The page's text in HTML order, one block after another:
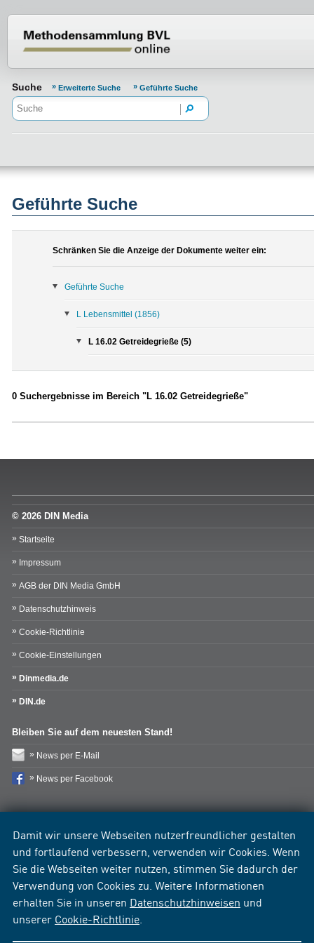
Damit wir unsere Webseiten nutzerfreundlicher gestalten
und fortlaufend verbessern, verwenden wir Cookies. Wenn
Sie die Webseiten weiter nutzen, stimmen Sie dadurch der
Verwendung von Cookies zu. Weitere Informationen
erhalten Sie in unseren Datenschutzhinweisen und
unserer Cookie-Richtlinie
Suche Erweiterte Suche Geführte Suche
Geführte Suche
Schränken Sie die Anzeige der Dokumente weiter ein:
Geführte Suche
L Lebensmittel (1856)
L 16.02 Getreidegrieße (5)
0 Suchergebnisse im Bereich "L 16.02 Getreidegrieße"
© 2026 DIN Media
Startseite
Impressum
AGB der DIN Media GmbH
Datenschutzhinweis
Cookie-Richtlinie
Cookie-Einstellungen
Dinmedia.de
DIN.de
Bleiben Sie auf dem neuesten Stand!
News per E-Mail
News per Facebook